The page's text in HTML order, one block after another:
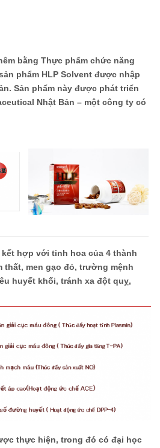
bằng Thực phẩm chức năng
phẩm HLP Solvent được nhập
Sản phẩm này được phát triển
Nhật Bản – một công ty có
hợp với tinh hoa của 4 thành
thất, men gạo đỏ, trường mệnh
huyết khối, tránh xa đột quỵ,
thực hiện, trong đó có đại học